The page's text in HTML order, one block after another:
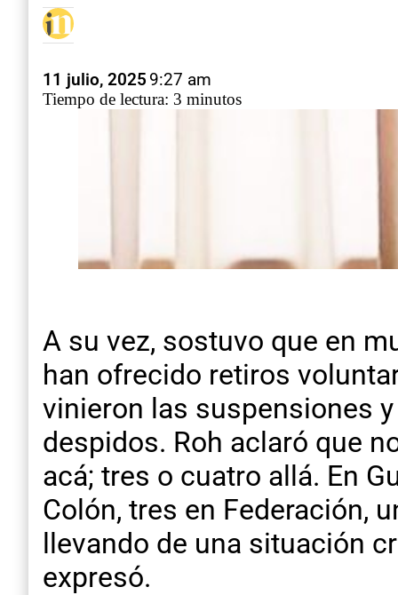
11 julio, 2025 9:27 am
Tiempo de lectura: 3 minutos
A su vez, sostuvo que en
han ofrecido retiros
vinieron las suspensiones
despidos. Roh aclaró que
acá; tres o cuatro allá. En
Colón, tres en Federación,
llevando de una situación
expresó.